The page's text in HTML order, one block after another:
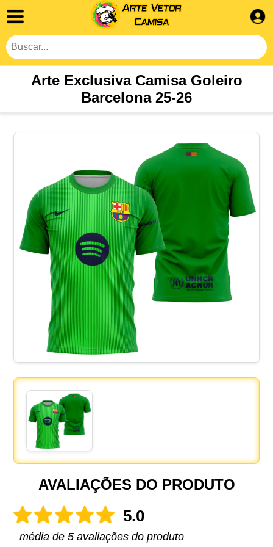
Arte Exclusiva Camisa Goleiro
Barcelona 25-26
AVALIAÇÕES DO PRODUTO
5.0
média de 5 avaliações do produto